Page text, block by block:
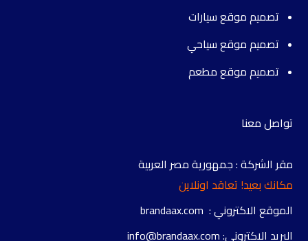
تصميم موقع سيارات
تصميم موقع سياحي
تصميم موقع مطعم
تواصل معنا
مقر الشركة : جمهورية مصر العربية
مكانك بعيد! تعاقد اونلاين
الموقع الاكتروني : brandaax.com
البريد الاكتروني: info@brandaax.com